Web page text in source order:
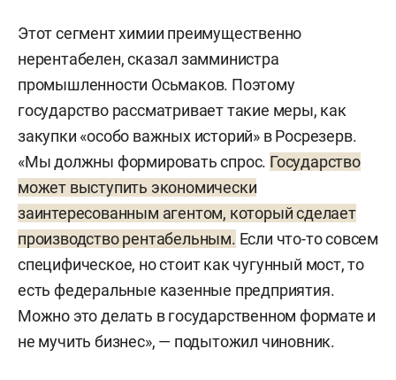
Этот сегмент химии преимущественно
нерентабелен, сказал замминистра
промышленности Осьмаков. Поэтому
государство рассматривает такие меры, как
закупки «особо важных историй» в Росрезерв.
«Мы должны формировать спрос. Государство
может выступить экономически
заинтересованным агентом, который сделает
производство рентабельным. Если что-то совсем
специфическое, но стоит как чугунный мост, то
есть федеральные казенные предприятия.
Можно это делать в государственном формате и
не мучить бизнес», — подытожил чиновник.